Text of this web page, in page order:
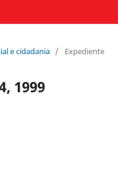
e cidadania / Expediente
1999